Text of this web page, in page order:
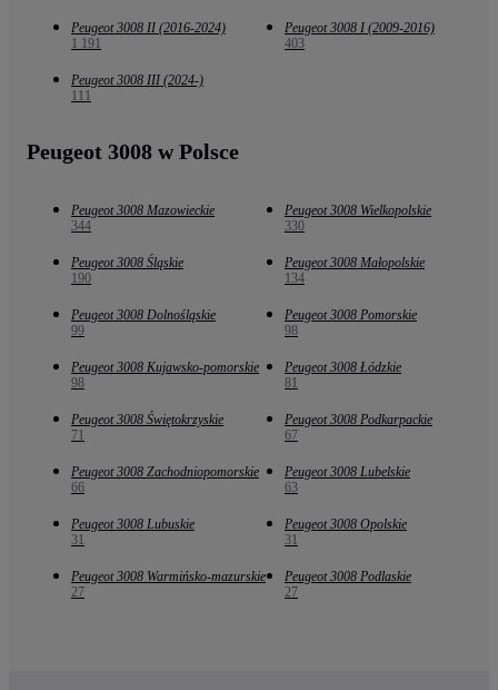
Peugeot 3008 II (2016-2024)
1 191
Peugeot 3008 I (2009-2016)
403
Peugeot 3008 III (2024-)
111
Peugeot 3008 w Polsce
Peugeot 3008 Mazowieckie
344
Peugeot 3008 Wielkopolskie
330
Peugeot 3008 Śląskie
190
Peugeot 3008 Małopolskie
134
Peugeot 3008 Dolnośląskie
99
Peugeot 3008 Pomorskie
98
Peugeot 3008 Kujawsko-pomorskie
98
Peugeot 3008 Łódzkie
81
Peugeot 3008 Świętokrzyskie
71
Peugeot 3008 Podkarpackie
67
Peugeot 3008 Zachodniopomorskie
66
Peugeot 3008 Lubelskie
63
Peugeot 3008 Lubuskie
31
Peugeot 3008 Opolskie
31
Peugeot 3008 Warmińsko-mazurskie
27
Peugeot 3008 Podlaskie
27